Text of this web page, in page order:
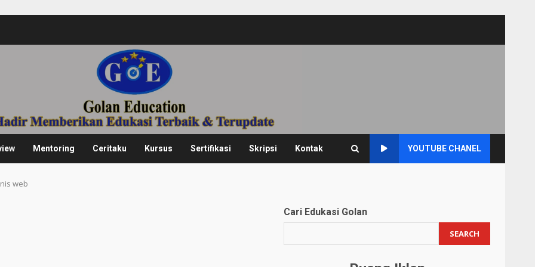
Mentoring Ceritaku Kursus Sertifikasi Skripsi Kontak YOUTUBE CHANEL
web
Cari Edukasi Golan
SEARCH